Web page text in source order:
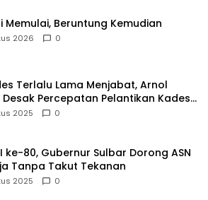
Memulai, Beruntung Kemudian
2026 0
Terlalu Lama Menjabat, Arnol
Desak Percepatan Pelantikan Kades
2025 0
ke-80, Gubernur Sulbar Dorong ASN
Tanpa Takut Tekanan
2025 0